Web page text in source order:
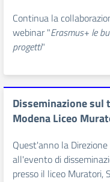
Continua la
webinar "Erasmus+ le
progetti"
Disseminazione
Modena Liceo
Quest'anno la
all'evento di
presso il liceo Muratori,